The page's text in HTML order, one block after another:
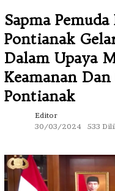
Sapma
Pontianak
Dalam Upaya
Keamanan
Pontianak
Editor
30/03/2024
533